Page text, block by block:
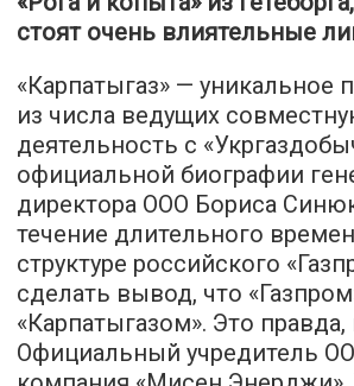
стоят очень влиятельные
«Карпатыгаз» — уникальное
из числа ведущих
деятельность с
официальной биографии
директора ООО Бориса
течение длительного
структуре российского
сделать вывод, что
«Карпатыгазом». Это правда,
Официальный учредитель